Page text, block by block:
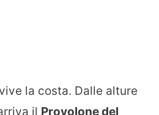
la costa. Dalle alture
il Provolone del